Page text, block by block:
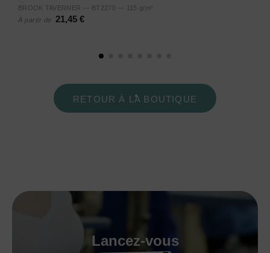
BROOK TAVERNER — BT2270 — 115 g/m²
À partir de
21,45 €
RETOUR À LA BOUTIQUE
Lancez-vous